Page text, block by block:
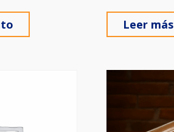
la página de producto
Leer más